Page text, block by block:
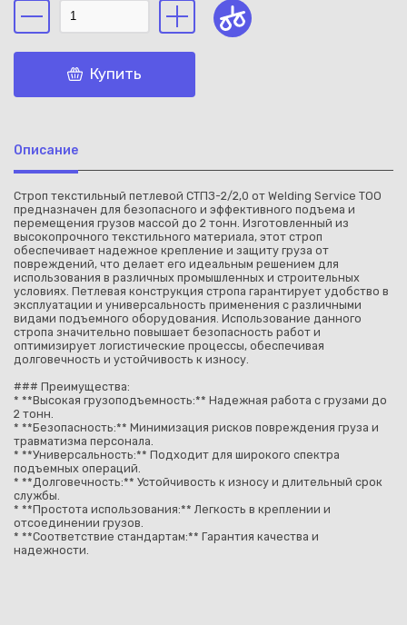
Купить
Описание
Строп текстильный петлевой СТПЗ-2/2,0 от Welding Service TOO
предназначен для безопасного и эффективного подъема и
перемещения грузов массой до 2 тонн. Изготовленный из
высокопрочного текстильного материала, этот строп
обеспечивает надежное крепление и защиту груза от
повреждений, что делает его идеальным решением для
использования в различных промышленных и строительных
условиях. Петлевая конструкция стропа гарантирует удобство в
эксплуатации и универсальность применения с различными
видами подъемного оборудования. Использование данного
стропа значительно повышает безопасность работ и
оптимизирует логистические процессы, обеспечивая
долговечность и устойчивость к износу.
### Преимущества:
* **Высокая грузоподъемность:** Надежная работа с грузами до
2 тонн.
* **Безопасность:** Минимизация рисков повреждения груза и
травматизма персонала.
* **Универсальность:** Подходит для широкого спектра
подъемных операций.
* **Долговечность:** Устойчивость к износу и длительный срок
службы.
* **Простота использования:** Легкость в креплении и
отсоединении грузов.
* **Соответствие стандартам:** Гарантия качества и
надежности.